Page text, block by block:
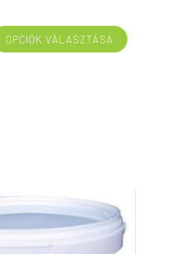
Ft
Ft
OPCIÓK VÁLASZTÁSA